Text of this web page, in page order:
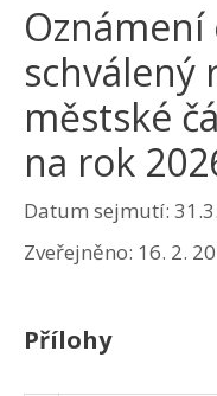
Oznámení
schválený
městské
na rok
Datum sejmutí:
Zveřejněno: 16. 2.
Přílohy